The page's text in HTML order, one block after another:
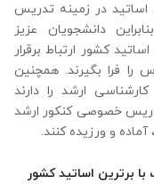
اساتید در زمینه تدریس
دانشجویان عزیز
کشور ارتباط برقرار
را فرا بگیرند. همچنین
ارشد را دارند
تدریس خصوصی کنکور ارشد
و ورزیده کنند.
برترین اساتید کشور